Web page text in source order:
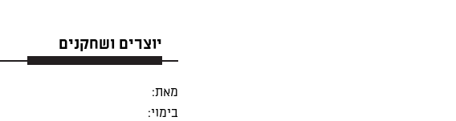
יוצרים ושחקנים
מאת:
בימוי: